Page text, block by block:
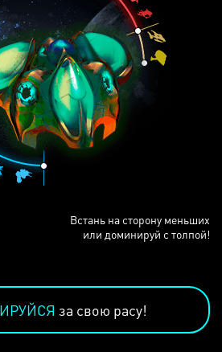
Встань на сторону меньших
или доминируй с толпой!
за свою расу!